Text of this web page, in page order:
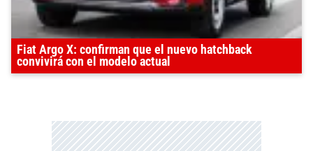
Fiat Argo X: confirman que el nuevo hatchback
convivirá con el modelo actual